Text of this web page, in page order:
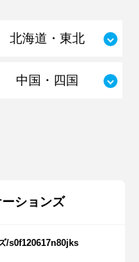
北海道・東北
中国・四国
ションズ
/s0f120617n80jks